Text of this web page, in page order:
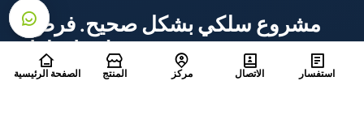
مشروع سلكي بشكل صحيح. فرص
لا نهاية لها.
الصفحة الرئيسية المنتج مركز الاتصال استفسار